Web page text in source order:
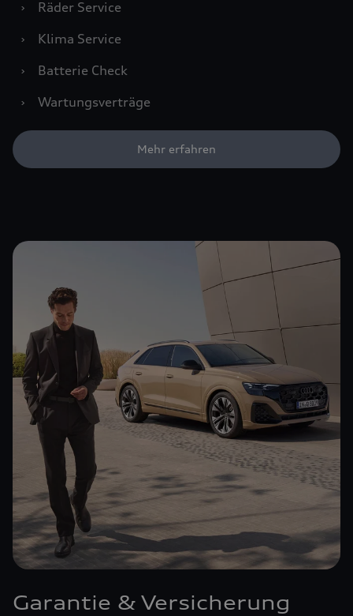
›
Räder Service
›
Klima Service
›
Batterie Check
›
Wartungsverträge
Mehr erfahren
Garantie & Versicherung